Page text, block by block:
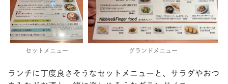
セットメニュー グランドメニュー
ランチに丁度良さそうなセットメニューと、サラダやおつ